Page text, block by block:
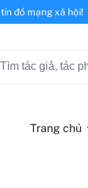
đồ mạng xã hội!
Trang chủ